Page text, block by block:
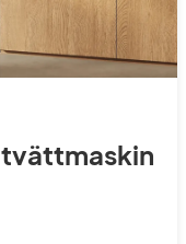
tvättmaskin